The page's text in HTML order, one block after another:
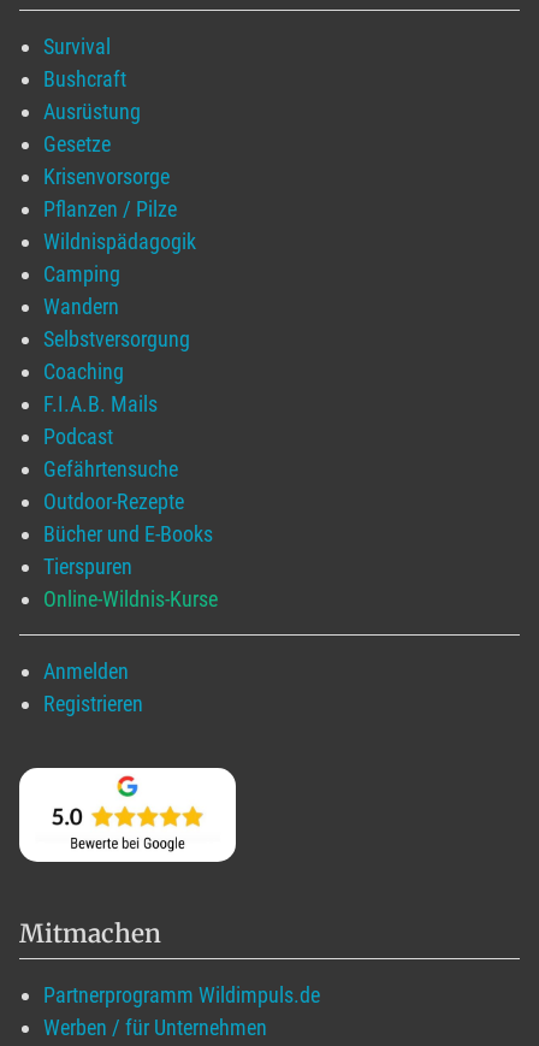
Survival
Bushcraft
Ausrüstung
Gesetze
Krisenvorsorge
Pflanzen / Pilze
Wildnispädagogik
Camping
Wandern
Selbstversorgung
Coaching
F.I.A.B. Mails
Podcast
Gefährtensuche
Outdoor-Rezepte
Bücher und E-Books
Tierspuren
Online-Wildnis-Kurse
Anmelden
Registrieren
Mitmachen
Partnerprogramm Wildimpuls.de
Werben / für Unternehmen